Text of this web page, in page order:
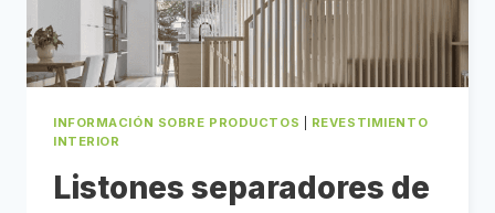
TERRAZA?
¿MADERA
NATURAL
COMPOSITE
INFORMACIÓN SOBRE PRODUCTOS
REVESTIMIENTO
INTERIOR
Listones separadores de